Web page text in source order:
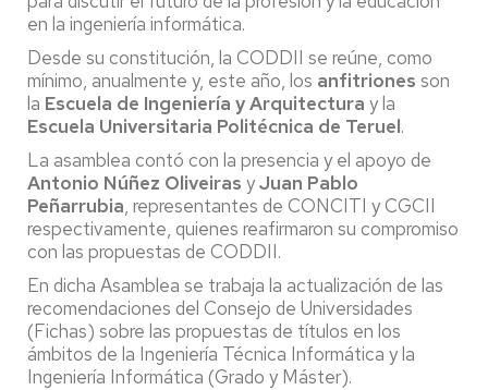
en la ingeniería informática.
Desde su constitución, la CODDII se reúne, como
mínimo, anualmente y, este año, los anfitriones son
la Escuela de Ingeniería y Arquitectura y la
Escuela Universitaria Politécnica de Teruel.
La asamblea contó con la presencia y el apoyo de
Antonio Núñez Oliveiras yJuan Pablo
Peñarrubia, representantes de CONCITI y CGCII
respectivamente, quienes reafirmaron su compromiso
con las propuestas de CODDII.
En dicha Asamblea se trabaja la actualización de las
recomendaciones del Consejo de Universidades
(Fichas) sobre las propuestas de títulos en los
ámbitos de la Ingeniería Técnica Informática y la
Ingeniería Informática (Grado y Máster).